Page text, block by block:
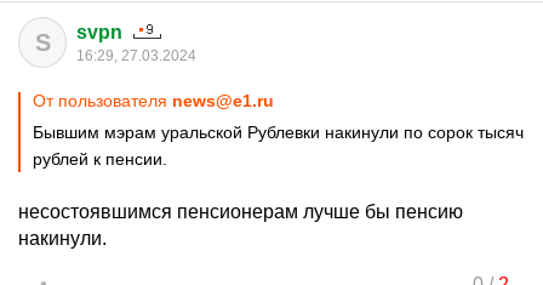
S svpn
16:29, 27.03.2024
От пользователя news@e1.ru
Бывшим мэрам уральской Рублевки накинули по сорок тысяч
рублей к пенсии.
несостоявшимся пенсионерам лучше бы пенсию
накинули.